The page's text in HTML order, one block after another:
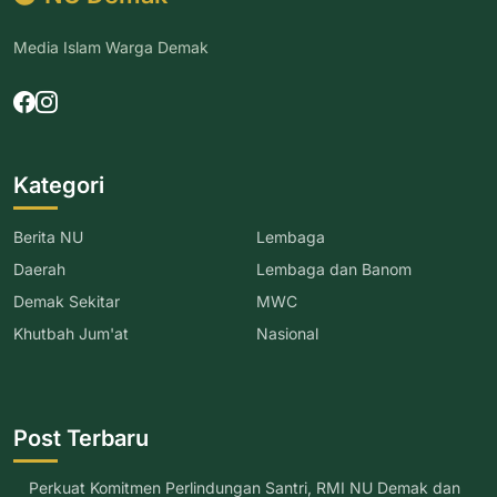
Media Islam Warga Demak
Kategori
Berita NU
Daerah
Demak Sekitar
Khutbah Jum'at
Lembaga
Lembaga dan Banom
MWC
Nasional
Post Terbaru
Perkuat Komitmen Perlindungan Santri, RMI NU Demak dan